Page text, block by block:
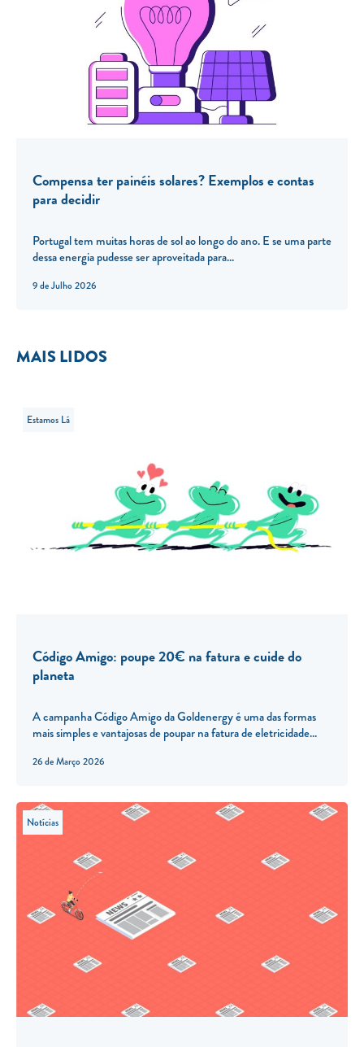
9 de Julho 2026
Compensa ter painéis solares? Exemplos e contas
para decidir
Portugal tem muitas horas de sol ao longo do ano. E se uma parte
dessa energia pudesse ser aproveitada para...
MAIS LIDOS
26 de Março 2026
Estamos Lá
Código Amigo: poupe 20€ na fatura e cuide do
planeta
A campanha Código Amigo da Goldenergy é uma das formas
mais simples e vantajosas de poupar na fatura de eletricidade...
Notícias